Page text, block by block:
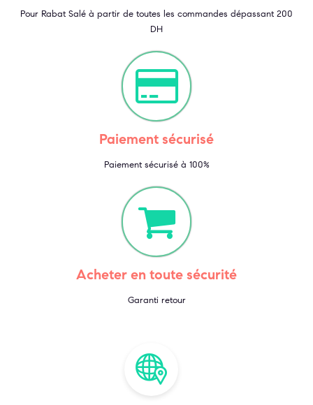
Pour Rabat Salé à partir de toutes les commandes dépassant 200
DH
Paiement sécurisé
Paiement sécurisé à 100%
Acheter en toute sécurité
Garanti retour